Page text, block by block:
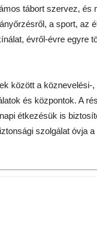
tábort szervez, és
a sport, az
évről-évre egyre
között a köznevelési-
és központok. A
étkezésük is
szolgálat óvja